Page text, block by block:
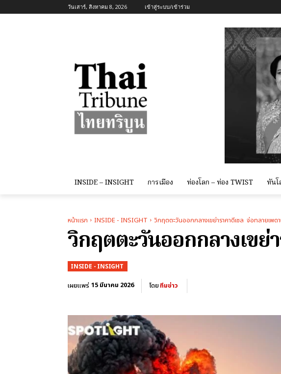
วันเสาร์, สิงหาคม 8, 2026 เข้าสู่ระบบ/เข้าร่วม
INSIDE – INSIGHT การเมือง ท่องโลก – ท่อง TWIST ทันโ
หน้าแรก INSIDE - INSIGHT วิกฤตตะวันออกกลางเขย่าราคาดีเซล จ่อทลายเพด
วิกฤตตะวันออกกลางเขย่
INSIDE - INSIGHT
เผยแพร่ 15 มีนาคม 2026 โดยทีมข่าว